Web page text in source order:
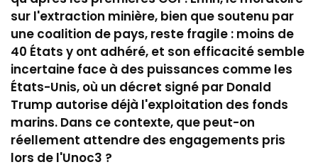
sur l'extraction minière, bien que soutenu par
une coalition de pays, reste fragile : moins de
40 États y ont adhéré, et son efficacité semble
incertaine face à des puissances comme les
États-Unis, où un décret signé par Donald
Trump autorise déjà l'exploitation des fonds
marins. Dans ce contexte, que peut-on
réellement attendre des engagements pris
lors de l'Unoc3 ?